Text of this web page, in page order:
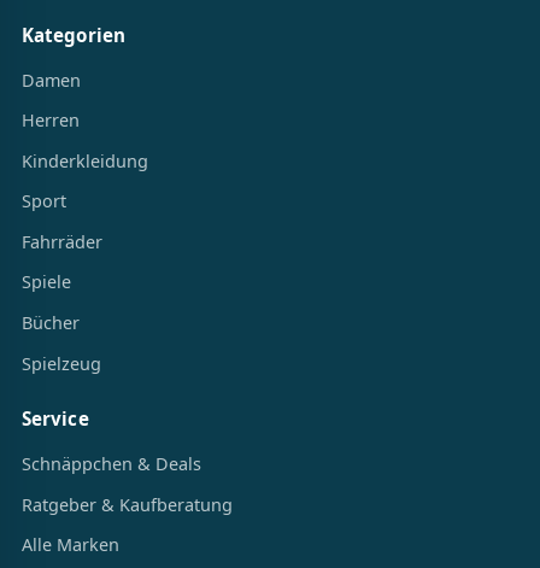
Kategorien
Damen
Herren
Kinderkleidung
Sport
Fahrräder
Spiele
Bücher
Spielzeug
Service
Schnäppchen & Deals
Ratgeber & Kaufberatung
Alle Marken